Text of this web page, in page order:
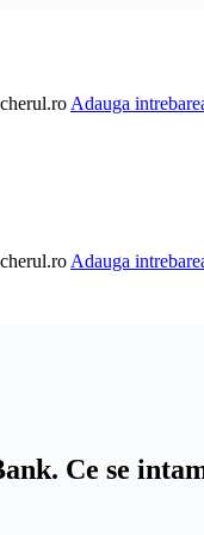
Adauga
Adauga
Ce se